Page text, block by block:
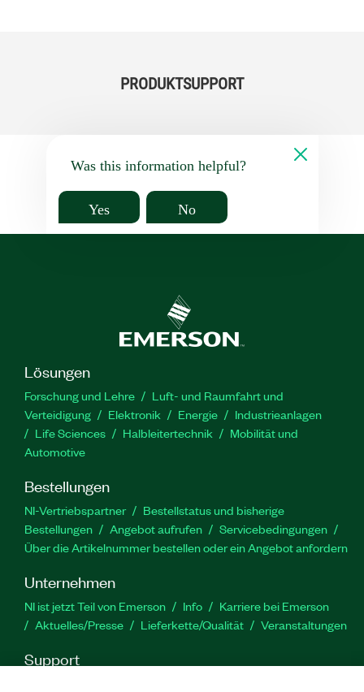
PRODUKTSUPPORT
Was this information helpful?
Yes No
Lösungen
Forschung und Lehre
Luft- und Raumfahrt und
Verteidigung
Elektronik Energie
Industrieanlagen
Life Sciences
Halbleitertechnik
Mobilität und
Automotive
Bestellungen
NI-Vertriebspartner
Bestellstatus und bisherige
Bestellungen
Angebot aufrufen
Servicebedingungen
Über die Artikelnummer bestellen oder ein Angebot anfordern
Unternehmen
NI ist jetzt Teil von Emerson Info
Karriere bei Emerson
Aktuelles/Presse
Lieferkette/Qualität Veranstaltungen
Support